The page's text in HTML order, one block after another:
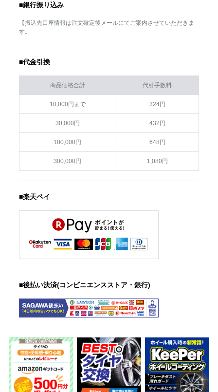
■銀行振り込み
【振込先口座情報は注文確定後メールにてご案内させていただきま
す。
■代金引換
商品価格合計 代引手数料
10,000円まで 324円
30,000円 432円
100,000円 648円
300,000円 1,080円
■楽天ペイ
■後払い決済(コンビニエンスストア・銀行)